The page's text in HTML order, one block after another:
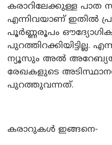
കരാറിലേക്കുള്ള പാത
എന്നിവയാണ് ഇതിൽ
പൂർണ്ണരൂപം
പുറത്തിറക്കിയിട്ടില്ല.
ന്യൂസും അൽ അറേബ്യയും
രേഖകളുടെ
പുറത്തുവന്നത്.
കരാറുകൾ ഇങ്ങനെ-